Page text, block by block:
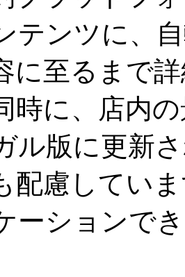
テンツに、
に至るまで
時に、店内
ル版に更新
配慮してい
ーションで